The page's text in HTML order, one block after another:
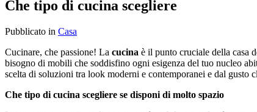
Che tipo di cucina scegliere
Pubblicato in Casa
Cucinare, che passione! La cucina è il punto cruciale della casa
bisogno di mobili che soddisfino ogni esigenza del tuo nucleo
scelta di soluzioni tra look moderni e contemporanei e dal gusto
Che tipo di cucina scegliere se disponi di molto spazio